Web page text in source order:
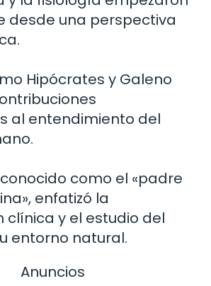
desde una perspectiva
Hipócrates y Galeno
al entendimiento del
como el «padre
enfatizó la
clínica y el estudio del
entorno natural.
Anuncios